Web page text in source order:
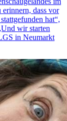
erinnern, dass vor
hat“,
wir starten
in Neumarkt